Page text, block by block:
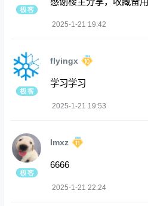
2025-1-21 19:42
flyingx
学习学习
2025-1-21 19:53
Imxz
6666
2025-1-21 22:24